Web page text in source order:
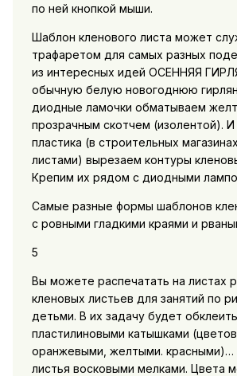
по ней кнопкой мыши.
Шаблон кленового листа может
трафаретом для самых разных
из интересных идей ОСЕННЯЯ
обычную белую новогоднюю
диодные ламочки обматываем
прозрачным скотчем (изолентой). И
пластика (в строительных
листами) вырезаем контуры
Крепим их рядом с диодными
Самые разные формы шаблонов
с ровными гладкими краями и
5
Вы можете распечатать на листах
кленовых листьев для занятий по
детьми. В их задачу будет
пластилиновыми катышками
оранжевыми, желтыми. красными)…
листья восковыми мелками. Цвета